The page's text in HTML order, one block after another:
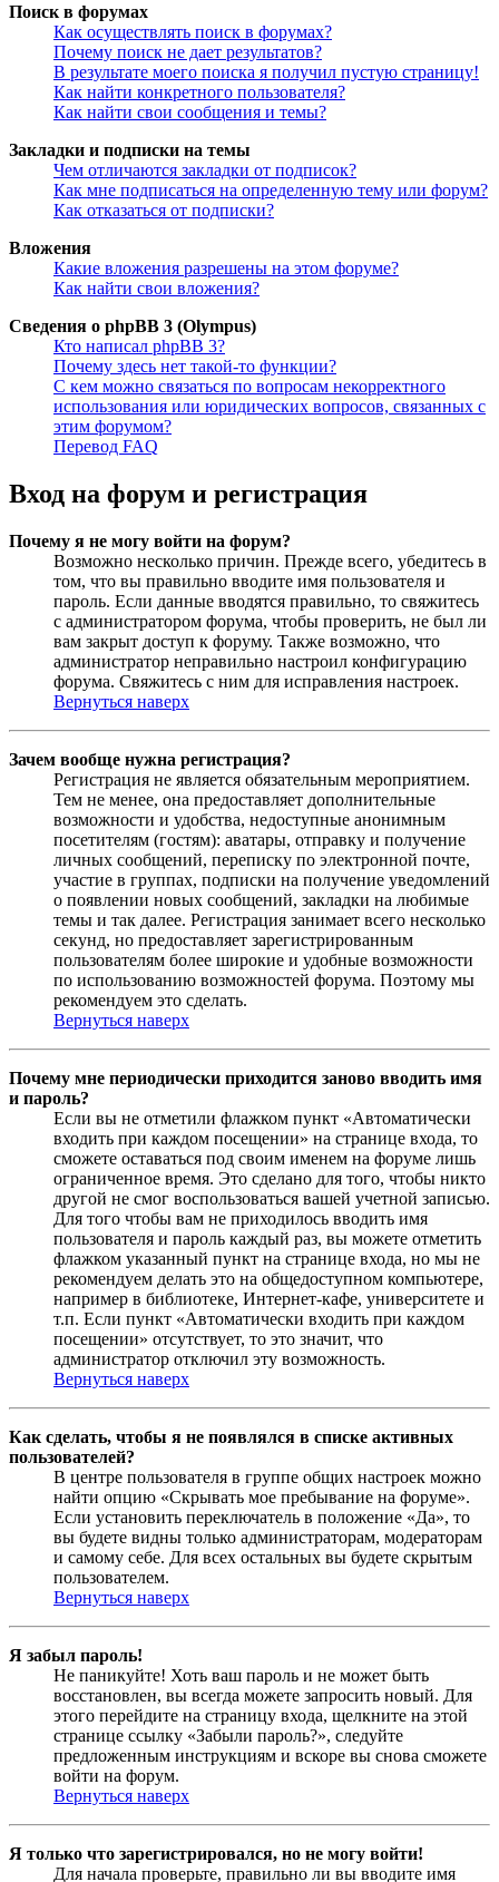
Поиск в форумах
Как осуществлять поиск в форумах?
Почему поиск не дает результатов?
В результате моего поиска я получил пустую страницу!
Как найти конкретного пользователя?
Как найти свои сообщения и темы?
Закладки и подписки на темы
Чем отличаются закладки от подписок?
Как мне подписаться на определенную тему или форум?
Как отказаться от подписки?
Вложения
Какие вложения разрешены на этом форуме?
Как найти свои вложения?
Сведения о phpBB 3 (Olympus)
Кто написал phpBB 3?
Почему здесь нет такой-то функции?
С кем можно связаться по вопросам некорректного
использования или юридических вопросов, связанных с
этим форумом?
Перевод FAQ
Вход на форум и регистрация
Почему я не могу войти на форум?
Возможно несколько причин. Прежде всего, убедитесь в
том, что вы правильно вводите имя пользователя и
пароль. Если данные вводятся правильно, то свяжитесь
с администратором форума, чтобы проверить, не был ли
вам закрыт доступ к форуму. Также возможно, что
администратор неправильно настроил конфигурацию
форума. Свяжитесь с ним для исправления настроек.
Вернуться наверх
Зачем вообще нужна регистрация?
Регистрация не является обязательным мероприятием.
Тем не менее, она предоставляет дополнительные
возможности и удобства, недоступные анонимным
посетителям (гостям): аватары, отправку и получение
личных сообщений, переписку по электронной почте,
участие в группах, подписки на получение уведомлений
о появлении новых сообщений, закладки на любимые
темы и так далее. Регистрация занимает всего несколько
секунд, но предоставляет зарегистрированным
пользователям более широкие и удобные возможности
по использованию возможностей форума. Поэтому мы
рекомендуем это сделать.
Вернуться наверх
Почему мне периодически приходится заново вводить имя
и пароль?
Если вы не отметили флажком пункт «Автоматически
входить при каждом посещении» на странице входа, то
сможете оставаться под своим именем на форуме лишь
ограниченное время. Это сделано для того, чтобы никто
другой не смог воспользоваться вашей учетной записью.
Для того чтобы вам не приходилось вводить имя
пользователя и пароль каждый раз, вы можете отметить
флажком указанный пункт на странице входа, но мы не
рекомендуем делать это на общедоступном компьютере,
например в библиотеке, Интернет-кафе, университете и
т.п. Если пункт «Автоматически входить при каждом
посещении» отсутствует, то это значит, что
администратор отключил эту возможность.
Вернуться наверх
Как сделать, чтобы я не появлялся в списке активных
пользователей?
В центре пользователя в группе общих настроек можно
найти опцию «Скрывать мое пребывание на форуме».
Если установить переключатель в положение «Да», то
вы будете видны только администраторам, модераторам
и самому себе. Для всех остальных вы будете скрытым
пользователем.
Вернуться наверх
Я забыл пароль!
Не паникуйте! Хоть ваш пароль и не может быть
восстановлен, вы всегда можете запросить новый. Для
этого перейдите на страницу входа, щелкните на этой
странице ссылку «Забыли пароль?», следуйте
предложенным инструкциям и вскоре вы снова сможете
войти на форум.
Вернуться наверх
Я только что зарегистрировался, но не могу войти!
Для начала проверьте, правильно ли вы вводите имя